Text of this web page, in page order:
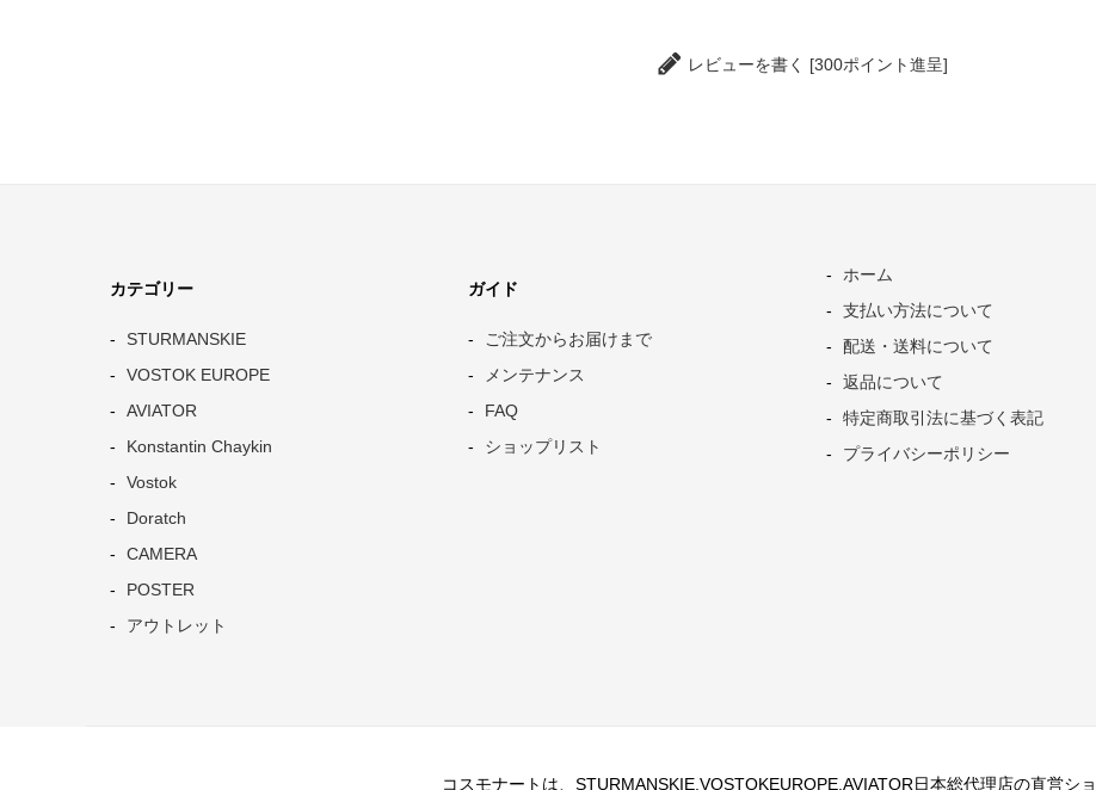
レビューを書く [300ポイント進呈]
カテゴリー
STURMANSKIE
VOSTOK EUROPE
AVIATOR
Konstantin Chaykin
Vostok
Doratch
CAMERA
POSTER
アウトレット
ガイド
ご注文からお届けまで
メンテナンス
FAQ
ショップリスト
ホーム
支払い方法について
配送・送料について
返品について
特定商取引法に基づく表記
プライバシーポリシー
コスモナートは、STURMANSKIE,VOSTOKEUROPE,AVIATOR日本総代理店の直営シ